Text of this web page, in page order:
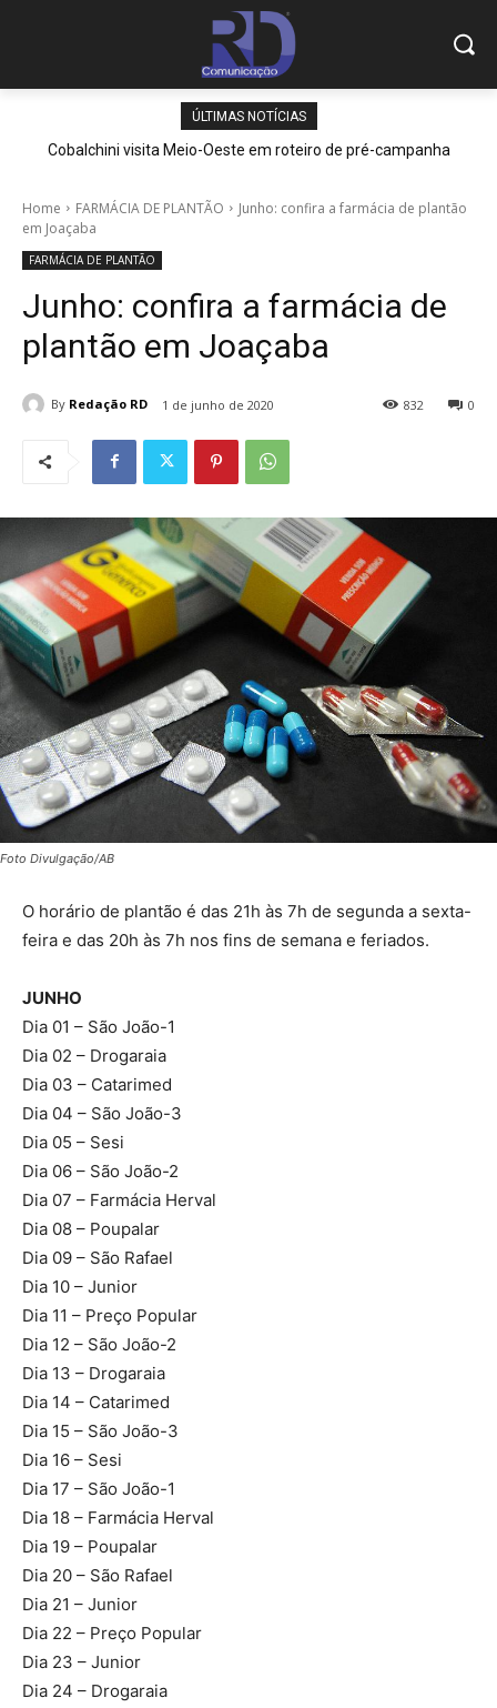
ÚLTIMAS NOTÍCIAS
Cobalchini visita Meio-Oeste em roteiro de pré-campanha
Home FARMÁCIA DE PLANTÃO
Junho: confira a farmácia de plantão
em Joaçaba
FARMÁCIA DE PLANTÃO
Junho: confira a farmácia de
plantão em Joaçaba
By Redação RD 1 de junho de 2020 0
832
Foto Divulgação/AB
O horário de plantão é das 21h às 7h de segunda a sexta-
feira e das 20h às 7h nos fins de semana e feriados.
JUNHO
Dia 01 – São João-1
Dia 02 – Drogaraia
Dia 03 – Catarimed
Dia 04 – São João-3
Dia 05 – Sesi
Dia 06 – São João-2
Dia 07 – Farmácia Herval
Dia 08 – Poupalar
Dia 09 – São Rafael
Dia 10 – Junior
Dia 11 – Preço Popular
Dia 12 – São João-2
Dia 13 – Drogaraia
Dia 14 – Catarimed
Dia 15 – São João-3
Dia 16 – Sesi
Dia 17 – São João-1
Dia 18 – Farmácia Herval
Dia 19 – Poupalar
Dia 20 – São Rafael
Dia 21 – Junior
Dia 22 – Preço Popular
Dia 23 – Junior
Dia 24 – Drogaraia